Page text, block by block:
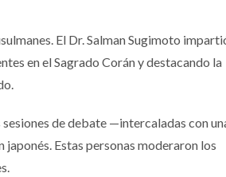
El Dr. Salman Sugimoto
en el Sagrado Corán y destacando la
de debate —intercaladas con
Estas personas moderaron los